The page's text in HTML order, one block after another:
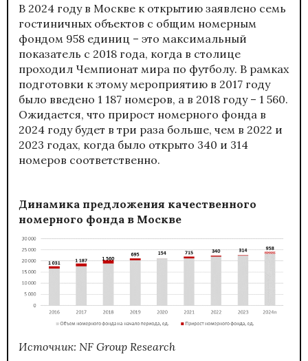
В 2024 году в Москве к открытию заявлено семь
гостиничных объектов с общим номерным
фондом 958 единиц – это максимальный
показатель с 2018 года, когда в столице
проходил Чемпионат мира по футболу. В рамках
подготовки к этому мероприятию в 2017 году
было введено 1 187 номеров, а в 2018 году – 1 560.
Ожидается, что прирост номерного фонда в
2024 году будет в три раза больше, чем в 2022 и
2023 годах, когда было открыто 340 и 314
номеров соответственно.
Динамика предложения качественного
номерного фонда в Москве
Источник: NF Group Research